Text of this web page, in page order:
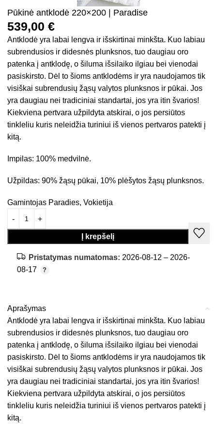
Pūkinė antklodė 220×200 | Paradise
539,00 €
Antklodė yra labai lengva ir išskirtinai minkšta. Kuo labiau
subrendusios ir didesnės plunksnos, tuo daugiau oro
patenka į antklodę, o šiluma išsilaiko ilgiau bei vienodai
pasiskirsto. Dėl to šioms antklodėms ir yra naudojamos tik
visiškai subrendusių žąsų valytos plunksnos ir pūkai. Jos
yra daugiau nei tradiciniai standartai, jos yra itin švarios!
Kiekviena pertvara užpildyta atskirai, o jos persiūtos
tinkleliu kuris neleidžia turiniui iš vienos pertvaros patekti į
kitą.
Impilas: 100% medvilnė.
Užpildas: 90% žąsų pūkai, 10% plėšytos žąsų plunksnos.
Gamintojas Paradies, Vokietija
Į krepšelį
Pristatymas numatomas: 2026-08-12 – 2026-
08-17
Aprašymas
Antklodė yra labai lengva ir išskirtinai minkšta. Kuo labiau
subrendusios ir didesnės plunksnos, tuo daugiau oro
patenka į antklodę, o šiluma išsilaiko ilgiau bei vienodai
pasiskirsto. Dėl to šioms antklodėms ir yra naudojamos tik
visiškai subrendusių žąsų valytos plunksnos ir pūkai. Jos
yra daugiau nei tradiciniai standartai, jos yra itin švarios!
Kiekviena pertvara užpildyta atskirai, o jos persiūtos
tinkleliu kuris neleidžia turiniui iš vienos pertvaros patekti į
kitą.